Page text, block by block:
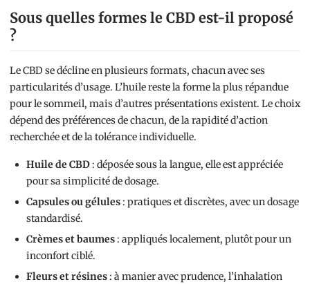
Sous quelles formes le CBD est-il proposé
?
Le CBD se décline en plusieurs formats, chacun avec ses
particularités d’usage. L’huile reste la forme la plus répandue
pour le sommeil, mais d’autres présentations existent. Le choix
dépend des préférences de chacun, de la rapidité d’action
recherchée et de la tolérance individuelle.
Huile de CBD: déposée sous la langue, elle est appréciée
pour sa simplicité de dosage.
Capsules ou gélules: pratiques et discrètes, avec un dosage
standardisé.
Crèmes et baumes: appliqués localement, plutôt pour un
inconfort ciblé.
Fleurs et résines: à manier avec prudence, l’inhalation